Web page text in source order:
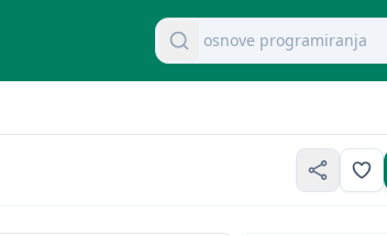
Pretraži dokumente
mikroekonomija pitanja